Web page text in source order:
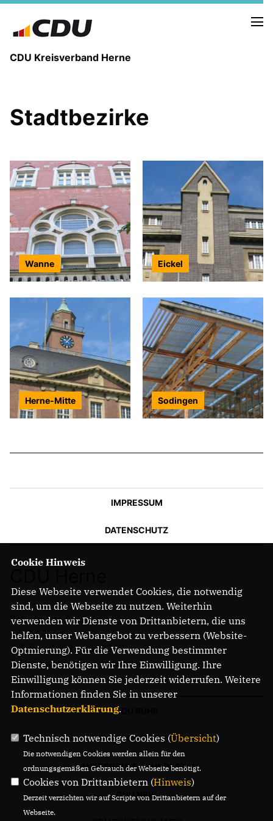
CDU Kreisverband Herne
STADTBEZIRKE
ORTSVERBÄNDE
KREISGESCHÄFTSSTELLE
FOTOS
Stadtbezirke
Wanne Eickel
Herne-Mitte Sodingen
IMPRESSUM
DATENSCHUTZ
Bahnhofstr. 84
44623 Herne
Telefon: 02323 2043737
E-Mail: info@cdu-herne.de
CDU RUHR
LANDTAGSFRAKTION
LANDESGRUPPE BUNDESTAG
CDU NRW
Cookie Hinweis
Diese Webseite verwendet Cookies, die notwendig
sind, um die Webseite zu nutzen. Weiterhin
verwenden wir Dienste von Drittanbietern, die uns
helfen, unser Webangebot zu verbessern (Website-
Optmierung). Für die Verwendung bestimmter
Dienste, benötigen wir Ihre Einwilligung. Ihre
Einwilligung können Sie jederzeit widerrufen. Weitere
Informationen finden Sie in unserer
Datenschutzerklärung.
Technisch notwendige Cookies (Übersicht)
Die notwendigen Cookies werden allein für den
ordnungsgemäßen Gebrauch der Webseite benötigt.
Cookies von Drittanbietern (Hinweis)
Derzeit verzichten wir auf Scripte von Drittanbietern auf der
Webseite.